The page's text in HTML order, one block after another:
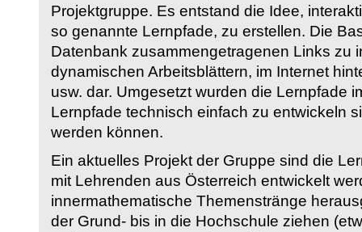
Projektgruppe. Es entstand die Idee,
so genannte Lernpfade, zu erstellen. Die
Datenbank zusammengetragenen Links zu
dynamischen Arbeitsblättern, im Internet
usw. dar. Umgesetzt wurden die Lernpfade
Lernpfade technisch einfach zu entwickeln
werden können.
Ein aktuelles Projekt der Gruppe sind die
mit Lehrenden aus Österreich entwickelt
innermathematische Themenstränge
der Grund- bis in die Hochschule ziehen